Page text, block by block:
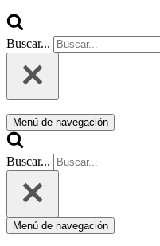
Buscar...
Menú de navegación
Buscar...
Menú de navegación